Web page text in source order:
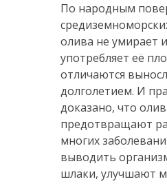
По народным
олива не умирает
употребляет её
отличаются
долголетием. И
доказано, что
предотвращают
многих
выводить
шлаки, улучшают